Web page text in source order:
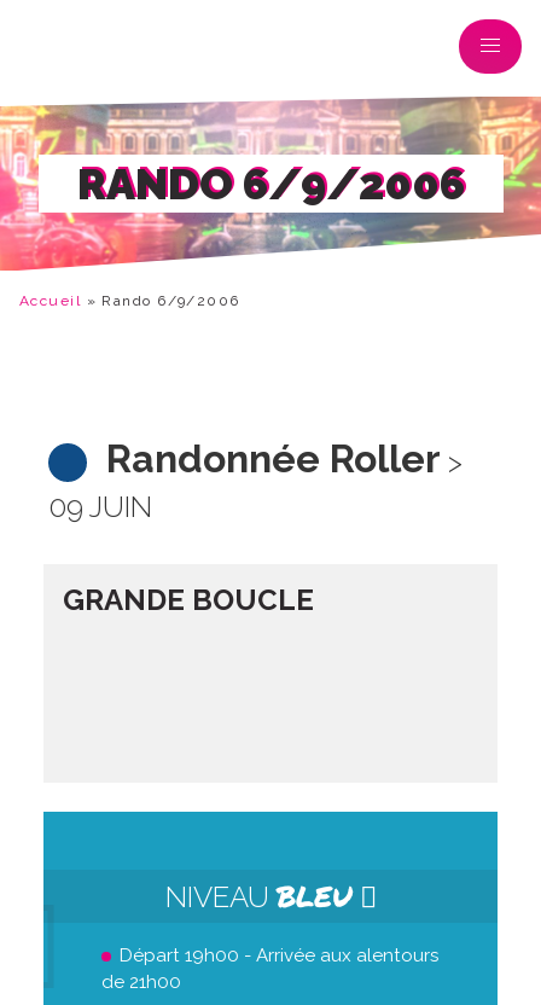
RANDO 6/9/2006
Accueil » Rando 6/9/2006
Randonnée Roller >
09 JUIN
GRANDE BOUCLE
NIVEAUBLEU
Départ 19h00 - Arrivée aux alentours
de 21h00